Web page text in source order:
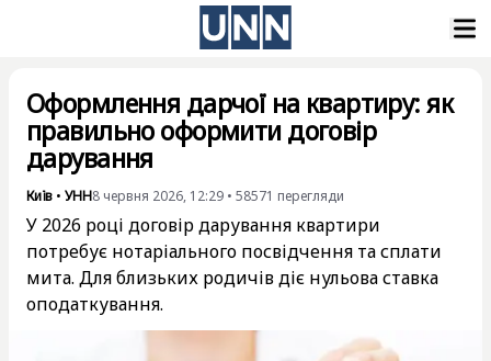
Оформлення дарчої на квартиру: як
правильно оформити договір
дарування
Київ • УНН8 червня 2026, 12:29 • 58571 перегляди
У 2026 році договір дарування квартири
потребує нотаріального посвідчення та сплати
мита. Для близьких родичів діє нульова ставка
оподаткування.